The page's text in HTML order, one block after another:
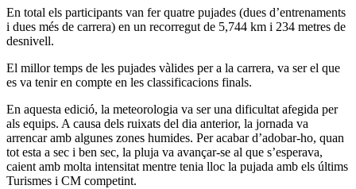
En total els participants van fer quatre pujades (dues d’entrenaments
i dues més de carrera) en un recorregut de 5,744 km i 234 metres de
desnivell.
El millor temps de les pujades vàlides per a la carrera, va ser el que
es va tenir en compte en les classificacions finals.
En aquesta edició, la meteorologia va ser una dificultat afegida per
als equips. A causa dels ruixats del dia anterior, la jornada va
arrencar amb algunes zones humides. Per acabar d’adobar-ho, quan
tot esta a sec i ben sec, la pluja va avançar-se al que s’esperava,
caient amb molta intensitat mentre tenia lloc la pujada amb els últims
Turismes i CM competint.